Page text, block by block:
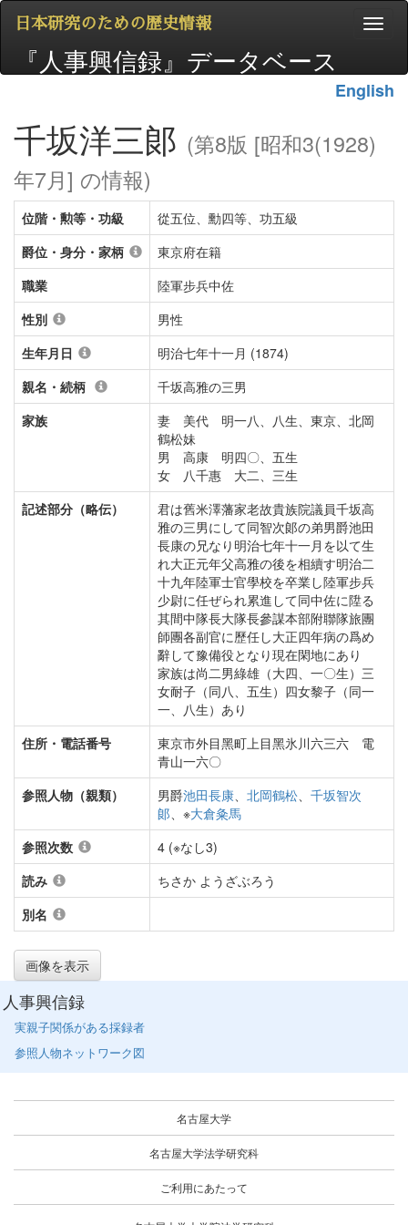
日本研究のための歴史情報
『人事興信録』データベース
English
千坂洋三郞 (第8版 [昭和3(1928)
年7月] の情報)
位階・勲等・功級
從五位、勳四等、功五級
爵位・身分・家柄
東京府在籍
職業
陸軍步兵中佐
性別
男性
生年月日
明治七年十一月 (1874)
親名・続柄
千坂高雅の三男
家族
妻 美代 明一八、八生、東京、北岡
鶴松妹
男 高康 明四〇、五生
女 八千惠 大二、三生
記述部分（略伝）
君は舊米澤藩家老故貴族院議員千坂高
雅の三男にして同智次郞の弟男爵池田
長康の兄なり明治七年十一月を以て生
れ大正元年父高雅の後を相續す明治二
十九年陸軍士官學校を卒業し陸軍步兵
少尉に任ぜられ累進して同中佐に陞る
其間中隊長大隊長參謀本部附聯隊旅團
師團各副官に歷任し大正四年病の爲め
辭して豫備役となり現在閑地にあり
家族は尚二男綠雄（大四、一〇生）三
女耐子（同八、五生）四女黎子（同一
一、八生）あり
住所・電話番号
東京市外目黑町上目黑氷川六三六 電
青山一六〇
参照人物（親類）
男爵池田長康、 北岡鶴松、 千坂智次
郞、※大倉粂馬
参照次数
4 (※なし3)
読み
ちさか ようざぶろう
別名
画像を表示
人事興信録
実親子関係がある採録者
参照人物ネットワーク図
名古屋大学
名古屋大学法学研究科
ご利用にあたって